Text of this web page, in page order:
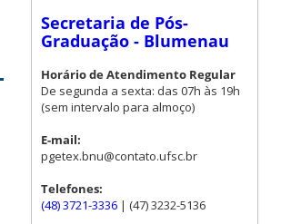
Secretaria de Pós-
Graduação - Blumenau
Horário de Atendimento Regular
De segunda a sexta: das 07h às 19h
(sem intervalo para almoço)
E-mail:
pgetex.bnu@contato.ufsc.br
Telefones:
(48) 3721-3336 | (47) 3232-5136